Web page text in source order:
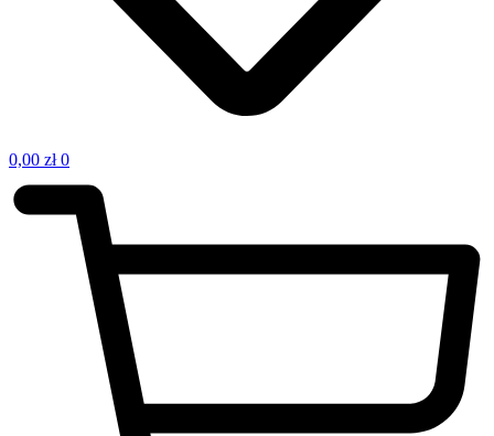
0,00 zł 0